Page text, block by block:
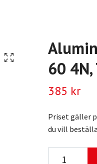
60
385 kr
Priset gäller
du vill